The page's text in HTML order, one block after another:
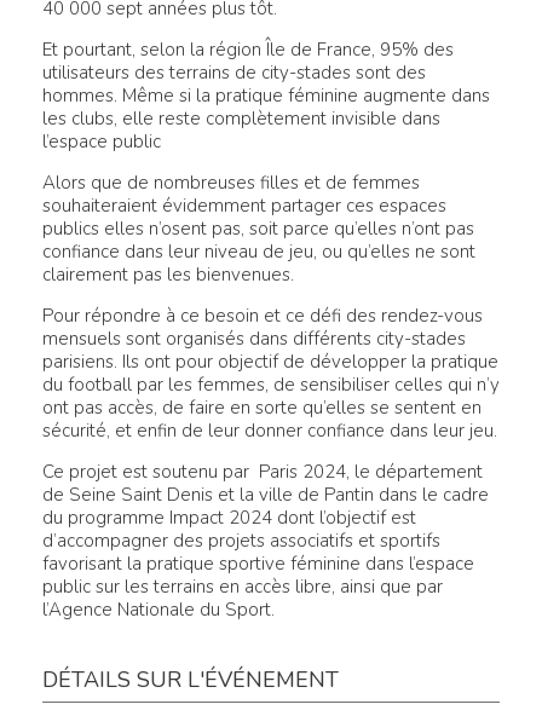
40 000 sept années plus tôt.
Et pourtant, selon la région Île de France, 95% des
utilisateurs des terrains de city-stades sont des
hommes. Même si la pratique féminine augmente dans
les clubs, elle reste complètement invisible dans
l’espace public
Alors que de nombreuses filles et de femmes
souhaiteraient évidemment partager ces espaces
publics elles n’osent pas, soit parce qu’elles n’ont pas
confiance dans leur niveau de jeu, ou qu’elles ne sont
clairement pas les bienvenues.
Pour répondre à ce besoin et ce défi des rendez-vous
mensuels sont organisés dans différents city-stades
parisiens. Ils ont pour objectif de développer la pratique
du football par les femmes, de sensibiliser celles qui n’y
ont pas accès, de faire en sorte qu’elles se sentent en
sécurité, et enfin de leur donner confiance dans leur jeu.
Ce projet est soutenu par Paris 2024, le département
de Seine Saint Denis et la ville de Pantin dans le cadre
du programme Impact 2024 dont l’objectif est
d’accompagner des projets associatifs et sportifs
favorisant la pratique sportive féminine dans l’espace
public sur les terrains en accès libre, ainsi que par
l’Agence Nationale du Sport.
DÉTAILS SUR L'ÉVÉNEMENT